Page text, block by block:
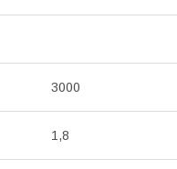
3000
1,8